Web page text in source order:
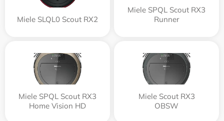
Miele SLQL0 Scout RX2
Miele SPQL Scout RX3
Runner
Miele SPQL Scout RX3
Home Vision HD
Miele Scout RX3
OBSW